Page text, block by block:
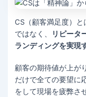
CS（顧客満足度）
ではなく、
リピータ
ランディングを実現
顧客の期待値が上が
だけで全ての要望に
をして現場を疲弊さ